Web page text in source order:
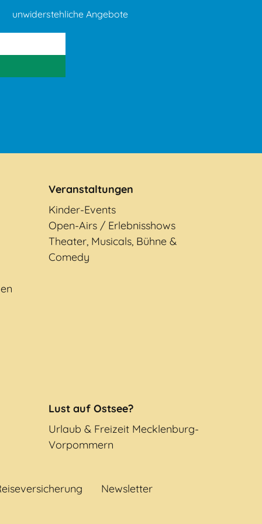
unwiderstehliche Angebote
Veranstaltungen
Kinder-Events
Open-Airs / Erlebnisshows
Theater, Musicals, Bühne &
Comedy
Lust auf Ostsee?
Urlaub & Freizeit Mecklenburg-
Vorpommern
Newsletter